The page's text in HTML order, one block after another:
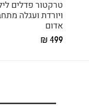
טרקטור פדלים
אדום
499 ₪